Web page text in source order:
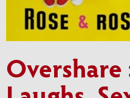
Overshare